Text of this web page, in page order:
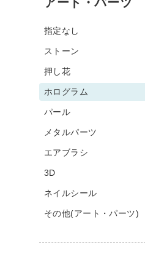
指定なし
ストーン
押し花
ホログラム
パール
メタルパーツ
エアブラシ
3D
ネイルシール
その他(アート・パーツ)